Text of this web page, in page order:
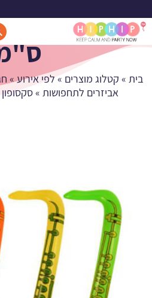
בית » קטלוג מוצרים » לפי אירוע»
אביזרים לתחפושות »סקסופון